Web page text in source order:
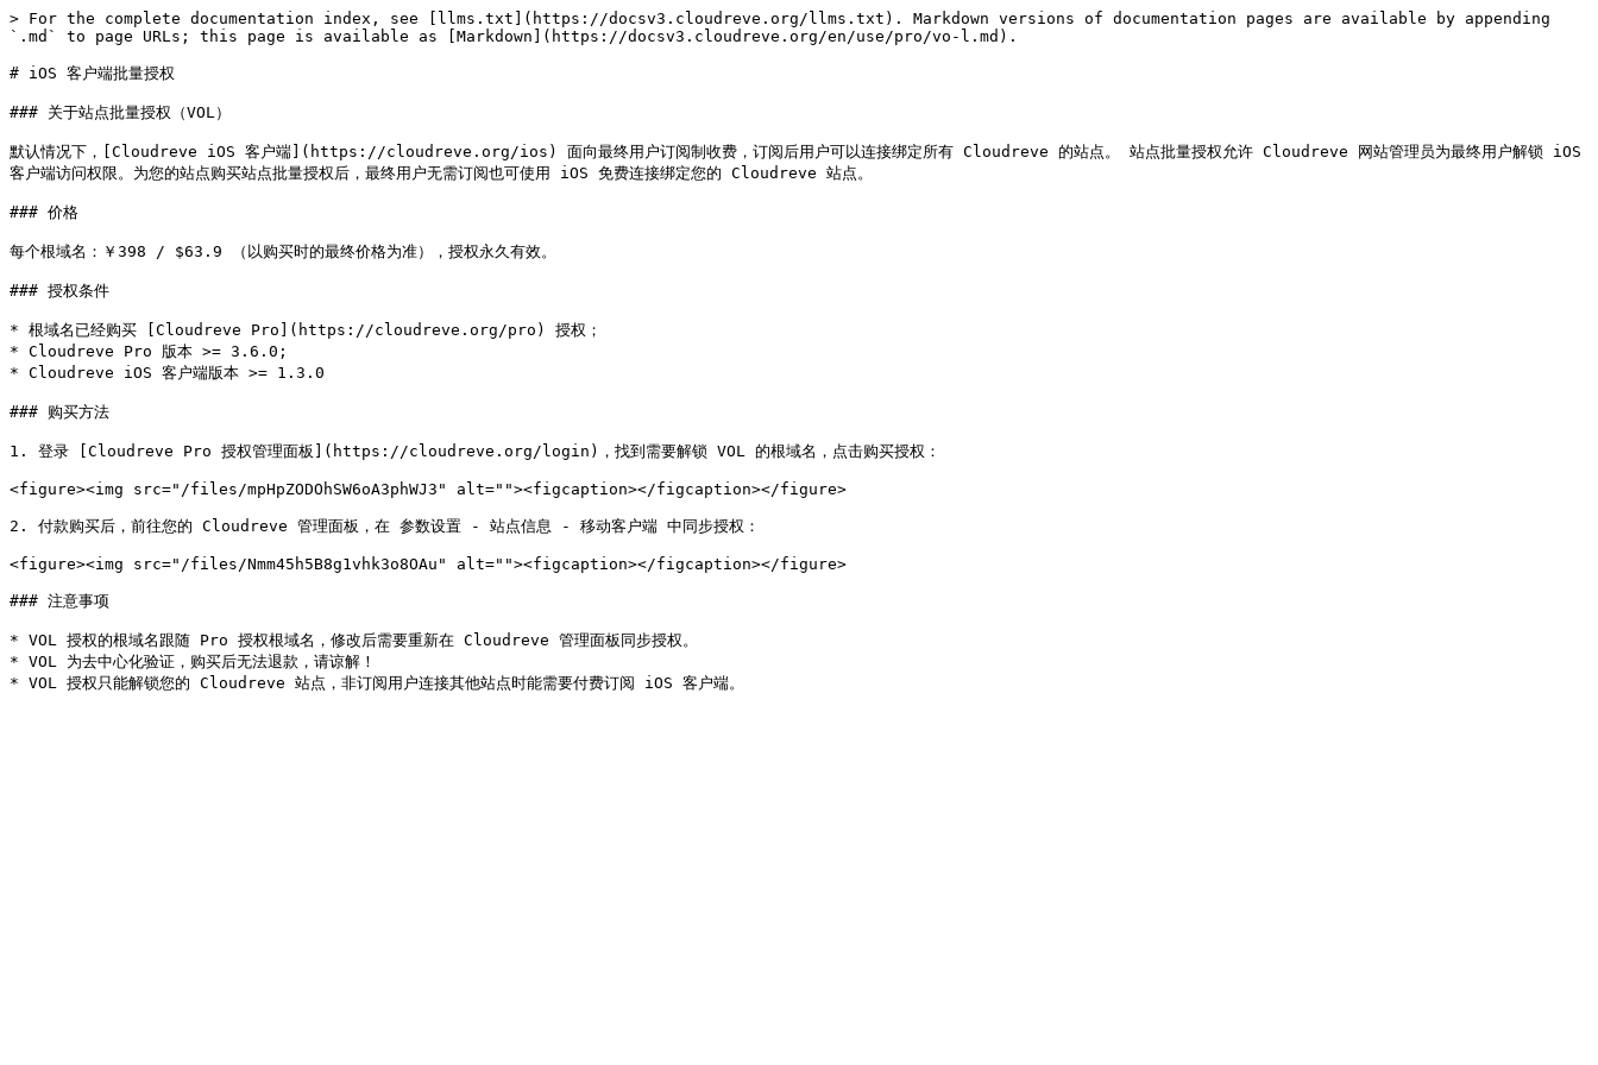
> For the complete documentation index, see [llms.txt](https://docsv3.cloudreve.org/llms.txt). Markdown versions of documentation pages are available by appending
`.md` to page URLs; this page is available as [Markdown](https://docsv3.cloudreve.org/en/use/pro/vo-l.md).
# iOS 客户端批量授权
### 关于站点批量授权（VOL）
默认情况下，[Cloudreve iOS 客户端](https://cloudreve.org/ios) 面向最终用户订阅制收费，订阅后用户可以连接绑定所有 Cloudreve 的站点。 站点批量授权允许 Cloudreve 网站管理员为最终用户解锁 iOS
客户端访问权限。为您的站点购买站点批量授权后，最终用户无需订阅也可使用 iOS 免费连接绑定您的 Cloudreve 站点。
### 价格
每个根域名：￥398 / $63.9 （以购买时的最终价格为准），授权永久有效。
### 授权条件
* 根域名已经购买 [Cloudreve Pro](https://cloudreve.org/pro) 授权；
* Cloudreve Pro 版本 >= 3.6.0;
* Cloudreve iOS 客户端版本 >= 1.3.0
### 购买方法
1. 登录 [Cloudreve Pro 授权管理面板](https://cloudreve.org/login)，找到需要解锁 VOL 的根域名，点击购买授权：
<figure><img src="/files/mpHpZODOhSW6oA3phWJ3" alt=""><figcaption></figcaption></figure>
2. 付款购买后，前往您的 Cloudreve 管理面板，在 参数设置 - 站点信息 - 移动客户端 中同步授权：
<figure><img src="/files/Nmm45h5B8g1vhk3o8OAu" alt=""><figcaption></figcaption></figure>
### 注意事项
* VOL 授权的根域名跟随 Pro 授权根域名，修改后需要重新在 Cloudreve 管理面板同步授权。
* VOL 为去中心化验证，购买后无法退款，请谅解！